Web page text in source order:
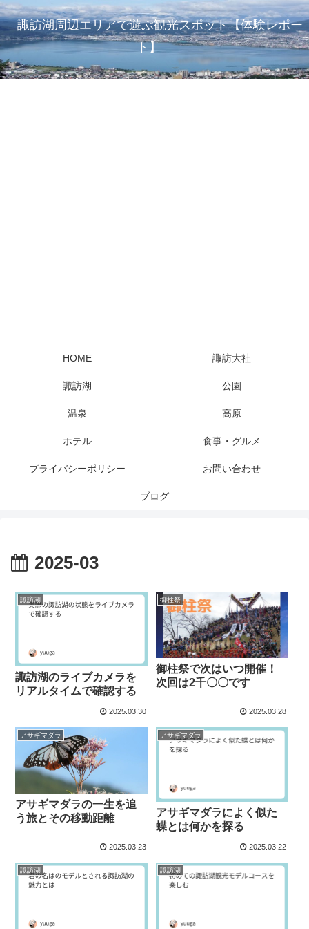
諏訪湖周辺エリアで遊ぶ観光スポット【体験レポー
ト】
HOME 諏訪大社
諏訪湖 公園
温泉 高原
ホテル 食事・グルメ
プライバシーポリシー お問い合わせ
ブログ
2025-03
諏訪湖
諏訪湖のライブカメラを
リアルタイムで確認する
2025.03.30
御柱祭
御柱祭で次はいつ開催！
次回は2千〇〇です
2025.03.28
アサギマダラ
アサギマダラの一生を追
う旅とその移動距離
2025.03.23
アサギマダラ
アサギマダラによく似た
蝶とは何かを探る
2025.03.22
諏訪湖 諏訪湖